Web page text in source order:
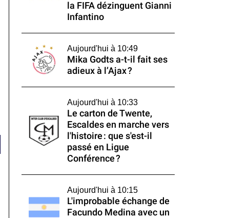
la FIFA dézinguent Gianni
Infantino
Aujourd'hui à 10:49
Mika Godts a-t-il fait ses
adieux à l’Ajax ?
Aujourd'hui à 10:33
Le carton de Twente,
Escaldes en marche vers
l'histoire : que s'est-il
passé en Ligue
Conférence ?
Aujourd'hui à 10:15
L'improbable échange de
Facundo Medina avec un